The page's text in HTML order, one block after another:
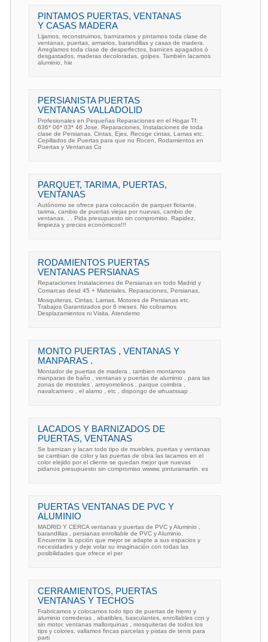
PINTAMOS PUERTAS, VENTANAS
Y CASAS MADERA
Lijamos, reconstruimos, barnizamos y pintamos toda clase de
ventanas, puertas, armarios, barandillas y casas de madera.
Arreglamos toda clase de desperfectos, barnices apagados ó
desgastados, maderas decoloradas, golpes. También lacamos
aluminio, hie
PERSIANISTA PUERTAS
VENTANAS VALLADOLID
Profesionales en Pequeñas Reparaciones en el Hogar Tf:
636* 06* 03* 46 Jose. Reparaciones, Instalaciones de toda
clase de Persianas, Cintas, Ejes, Recoge cintas, Lamas etc.
Cepillados de Puertas para que no Rocen, Rodamientos en
Puertas y Ventanas Co
PARQUET, TARIMA, PUERTAS,
VENTANAS
Autónomo se ofrece para colocación de parquet flotante,
tarima, cambio de puertas viejas por nuevas, cambio de
ventanas. . . Pida presupuesto sin compromiso. Rapidez,
limpieza y precios económicos!!!
RODAMIENTOS PUERTAS
VENTANAS PERSIANAS
Reparaciones Instalaciones de Persianas en todo Madrid y
Comarcas desd 45 + Materiales. Reparaciones, Persianas,
Mosquiteras, Cintas, Lamas, Motores de Persianas etc.
Trabajos Garantizados por 6 meses. No cobramos
Desplazamientos ni Visita. Atendemo
MONTO PUERTAS , VENTANAS Y
MANPARAS .
Montador de puertas de madera , tambien montamos
manparas de baño , ventanas y puertas de aluminio , para las
zonas de mostoles , arroyomolinos , parque coimbra ,
navalcarnero , el alamo , etc , dispongo de whuatssap .
LACADOS Y BARNIZADOS DE
PUERTAS, VENTANAS
Se barnizan y lacan todo tipo de muebles, puertas y ventanas
se cambian de color y las puertas de obra las lacamos en el
color elejido por el cliente se quedan mejor que nuevas
pidanos presupuesto sin compromiso wwww. pinturamartin. es
PUERTAS VENTANAS DE PVC Y
ALUMINIO
MADRID Y CERCA ventanas y puertas de PVC y Aluminio ,
barandillas , persianas enrollable de PVC y Aluminio.
Encuentre la opción que mejor se adapte a sus espacios y
necesidades y deje volar su imaginación con todas las
posibilidades que ofrece el per
CERRAMIENTOS, PUERTAS
VENTANAS Y TECHOS
Frabricamos y colocamos todo tipo de puertas de hierro y
aluminio correderas , abatibles, basculantes, enrollables con y
sin motor. ventanas mallorquinas , mosquiteras de todos los
tips y colores. vallamos fincas parcelas y pistas de tenis para
parti